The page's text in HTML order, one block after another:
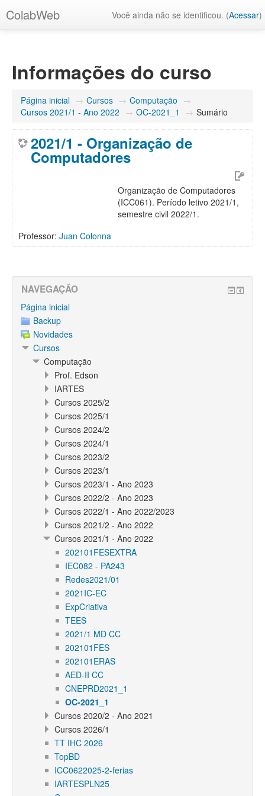
ColabWeb Você ainda não se identificou. (Acessar)
Informações do curso
Página inicial → Cursos → Computação →
Cursos 2021/1 - Ano 2022 → OC-2021_1 → Sumário
2021/1 - Organização de
Computadores
Organização de Computadores
(ICC061). Período letivo 2021/1,
semestre civil 2022/1.
Professor: Juan Colonna
NAVEGAÇÃO
Página inicial
Backup
Novidades
Cursos
Computação
Prof. Edson
IARTES
Cursos 2025/2
Cursos 2025/1
Cursos 2024/2
Cursos 2024/1
Cursos 2023/2
Cursos 2023/1
Cursos 2023/1 - Ano 2023
Cursos 2022/2 - Ano 2023
Cursos 2022/1 - Ano 2022/2023
Cursos 2021/2 - Ano 2022
Cursos 2021/1 - Ano 2022
202101FESEXTRA
IEC082 - PA243
Redes2021/01
2021IC-EC
ExpCriativa
TEES
2021/1 MD CC
202101FES
202101ERAS
AED-II CC
CNEPRD2021_1
OC-2021_1
Cursos 2020/2 - Ano 2021
Cursos 2026/1
TT IHC 2026
TopBD
ICC0622025-2-ferias
IARTESPLN25